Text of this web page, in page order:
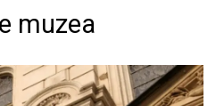
muzea